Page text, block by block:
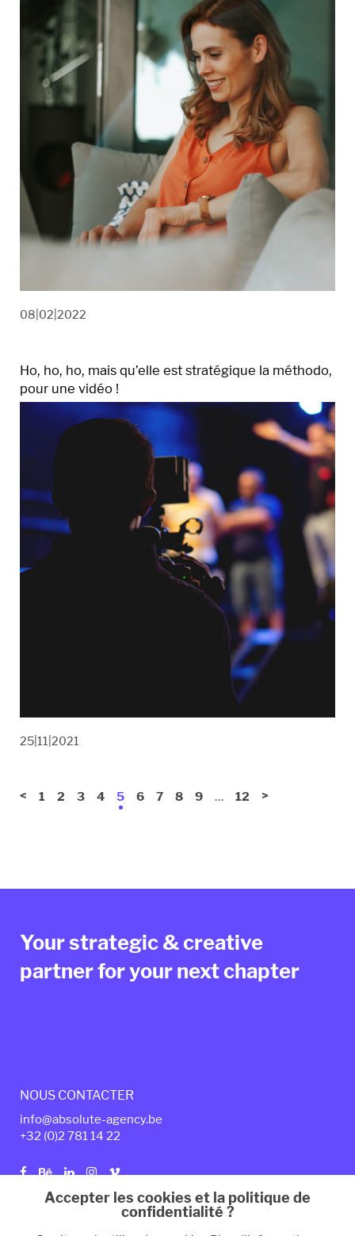
08|02|2022
Ho, ho, ho, mais qu’elle est stratégique la méthodo,
pour une vidéo !
25|11|2021
< 1 2 3 4 5 6 7 8 9 … 12 >
Your strategic & creative
partner for your next chapter
NOUS CONTACTER
info@absolute-agency.be
+32 (0)2 781 14 22
Politique de confidentialité Mentions légales
Accepter les cookies et la politique de
confidentialité ?